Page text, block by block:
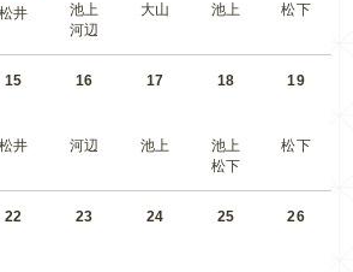
松井
池上
河辺
大山 池上 松下
15
松井
16
河辺
17
池上
18
池上
松下
19
松下
22 23 24 25 26